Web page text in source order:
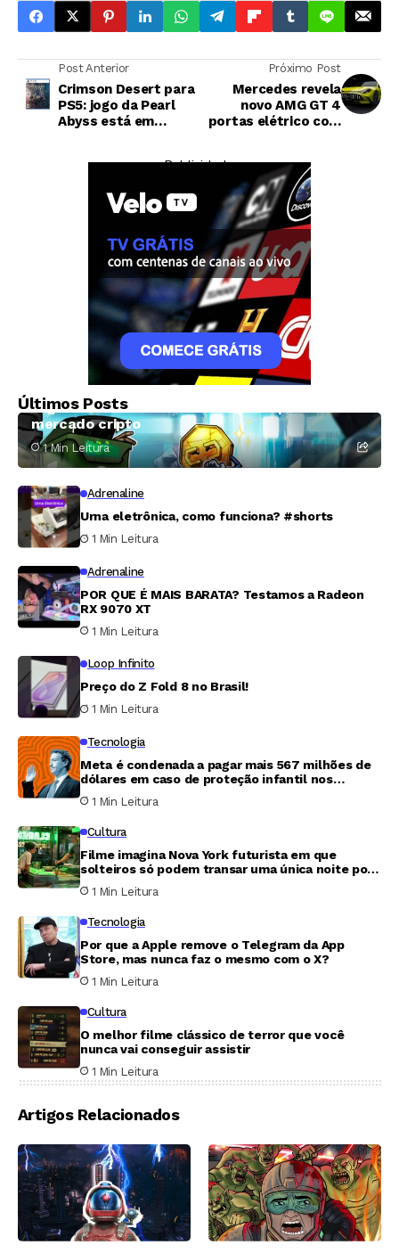
Post Anterior
Crimson Desert para
PS5: jogo da Pearl
Abyss está em
Próximo Post
Mercedes revela
novo AMG GT 4
portas elétrico com
— Publicidade —
Últimos Posts
Criptomoedas
Exploração de falha na Coldcard torna julho o
segundo mês mais crítico de 2026 para o
mercado cripto
1 Min Leitura
Adrenaline
Urna eletrônica, como funciona? #shorts
1 Min Leitura
Adrenaline
POR QUE É MAIS BARATA? Testamos a Radeon
RX 9070 XT
1 Min Leitura
Loop Infinito
Preço do Z Fold 8 no Brasil!
1 Min Leitura
Tecnologia
Meta é condenada a pagar mais 567 milhões de
dólares em caso de proteção infantil nos
Estados Unidos
1 Min Leitura
Cultura
Filme imagina Nova York futurista em que
solteiros só podem transar uma única noite por
ano
1 Min Leitura
Tecnologia
Por que a Apple remove o Telegram da App
Store, mas nunca faz o mesmo com o X?
1 Min Leitura
Cultura
O melhor filme clássico de terror que você
nunca vai conseguir assistir
1 Min Leitura
Artigos Relacionados